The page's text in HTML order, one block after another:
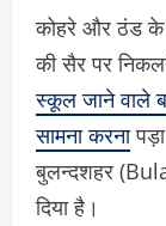
कोहरे और ठंड के
की सैर पर
स्कूल जाने वाले
सामना करना
बुलन्दशहर
दिया है।